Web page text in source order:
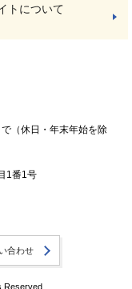
トについて
（休日・年末年始を除
1番1号
合わせ
Reserved.